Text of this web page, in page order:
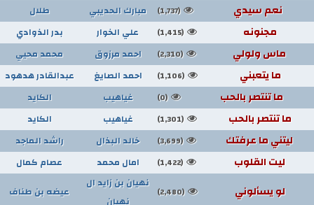
نعم سيدي (1,737) مبارك الحديبي طلال
مجنونه (1,415) علي الخوار بدر الذوادي
ماس ولولي (2,310) احمد مرزوق محمد محيي
ما يتعبني (1,106) احمد الصايغ عبدالقادر هدهود
ما تنتصر بالحب (0) غياهيب الكايد
ما تنتصر بالحب (1,301) غياهيب الكايد
ليتني ما عرفتك (3,699) خالد البذال راشد الماجد
ليت القلوب (1,422) امال محمد عصام كمال
لو يسألوني (2,480)
نهيان بن زايد ال
نهيان
عيضه بن طناف